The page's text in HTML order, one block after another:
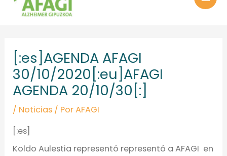
[:es]AGENDA AFAGI
30/10/2020[:eu]AFAGI
AGENDA 20/10/30[:]
/ Noticias / PorAFAGI
[:es]
Koldo Aulestia representó representó a AFAGI en
entradas